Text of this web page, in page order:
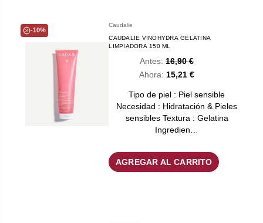
-10%
Caudalie
CAUDALIE VINOHYDRA GELATINA
LIMPIADORA 150 ML
Ahora: 15,21 €
Antes: 16,90 €
Tipo de piel : Piel sensible
Necesidad : Hidratación & Pieles
sensibles Textura : Gelatina
Ingredien…
AGREGAR AL CARRITO